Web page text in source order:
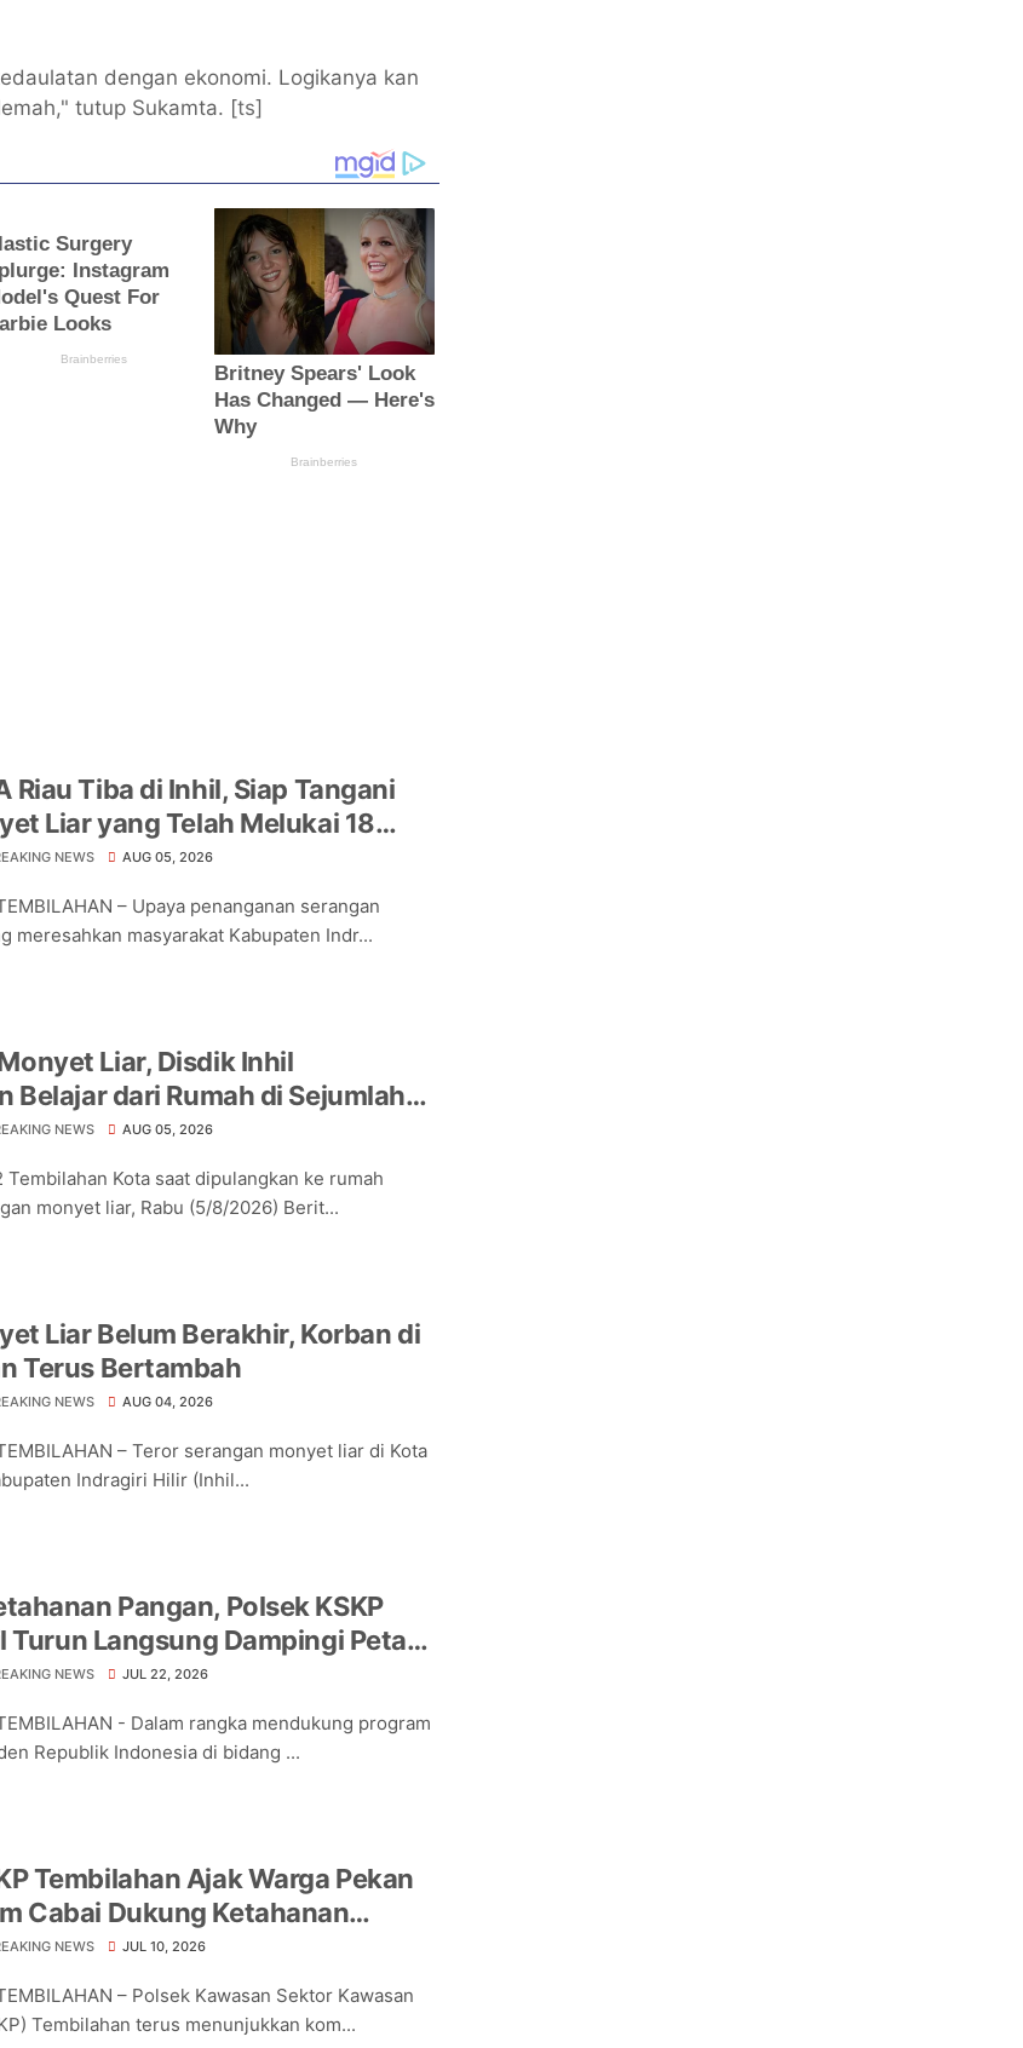
dengan ekonomi. Logikanya kan
tutup Sukamta. [ts]
Riau Tiba di Inhil, Siap Tangani
Liar yang Telah Melukai 18
NEWS AUG 05, 2026
– Upaya penanganan serangan
meresahkan masyarakat Kabupaten Indr...
Liar, Disdik Inhil
Belajar dari Rumah di Sejumlah
NEWS AUG 05, 2026
Tembilahan Kota saat dipulangkan ke rumah
monyet liar, Rabu (5/8/2026) Berit...
Liar Belum Berakhir, Korban di
Terus Bertambah
NEWS AUG 04, 2026
– Teror serangan monyet liar di Kota
Indragiri Hilir (Inhil...
Pangan, Polsek KSKP
Turun Langsung Dampingi Petani
Arba
NEWS JUL 22, 2026
- Dalam rangka mendukung program
Republik Indonesia di bidang ...
Tembilahan Ajak Warga Pekan
Cabai Dukung Ketahanan
NEWS JUL 10, 2026
– Polsek Kawasan Sektor Kawasan
Tembilahan terus menunjukkan kom...